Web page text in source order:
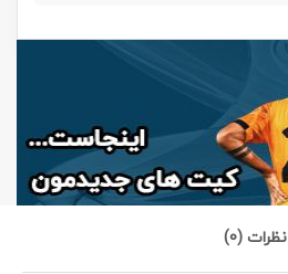
نظرات (0)